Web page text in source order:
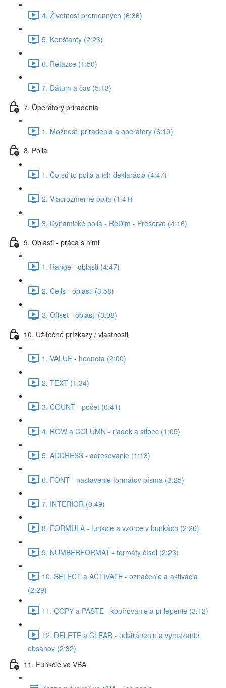
4. Životnosť premenných (6:36)
5. Konštanty (2:23)
6. Reťazce (1:50)
7. Dátum a čas (5:13)
7. Operátory priradenia
1. Možnosti priradenia a operátory (6:10)
8. Polia
1. Čo sú to polia a ich deklarácia (4:47)
2. Viacrozmerné polia (1:41)
3. Dynamické polia - ReDim - Preserve (4:16)
9. Oblasti - práca s nimi
1. Range - oblasti (4:47)
2. Cells - oblasti (3:58)
3. Offset - oblasti (3:08)
10. Užitočné prízkazy / vlastnosti
1. VALUE - hodnota (2:00)
2. TEXT (1:34)
3. COUNT - počet (0:41)
4. ROW a COLUMN - riadok a stĺpec (1:05)
5. ADDRESS - adresovanie (1:13)
6. FONT - nastavenie formátov písma (3:25)
7. INTERIOR (0:49)
8. FORMULA - funkcie a vzorce v bunkách (2:26)
9. NUMBERFORMAT - formáty čísel (2:23)
10. SELECT a ACTIVATE - označenie a aktivácia
(2:29)
11. COPY a PASTE - kopírovanie a prilepenie (3:12)
12. DELETE a CLEAR - odstránenie a vymazanie
obsahov (2:32)
11. Funkcie vo VBA